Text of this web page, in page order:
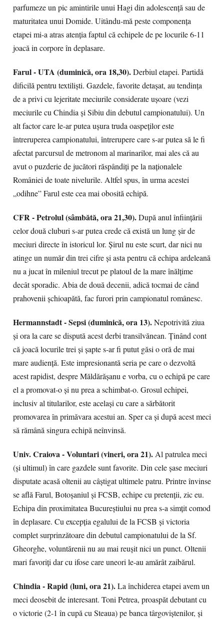
parfumeze un pic amintirile unui Hagi din adolescență sau de
maturitatea unui Domide. Uitându-mă peste componența
etapei mi-a atras atenția faptul că echipele de pe locurile 6-11
joacă in corpore în deplasare.
Farul - UTA (duminică, ora 18,30).Derbiul etapei. Partidă
dificilă pentru textiliști. Gazdele, favorite detașat, au tendința
de a privi cu lejeritate meciurile considerate ușoare (vezi
meciurile cu Chindia și Sibiu din debutul campionatului). Un
alt factor care le-ar putea ușura truda oaspeților este
întreruperea campionatului, întrerupere care s-ar putea să le fi
afectat parcursul de metronom al marinarilor, mai ales că au
avut o puzderie de jucători răspândiți pe la naționalele
României de toate nivelurile. Altfel spus, în urma acestei
„odihne” Farul este cea mai obosită echipă.
CFR - Petrolul (sâmbătă, ora 21,30).După anul înființării
celor două cluburi s-ar putea crede că există un lung șir de
meciuri directe în istoricul lor. Șirul nu este scurt, dar nici nu
atinge un număr din trei cifre și asta pentru că echipa ardeleană
nu a jucat în mileniul trecut pe platoul de la mare înălțime
decât sporadic. Abia de două decenii, adică tocmai de când
prahovenii șchioapătă, fac furori prin campionatul românesc.
Hermannstadt - Sepsi (duminică, ora 13).Nepotrivită ziua
și ora la care se dispută acest derbi transilvănean. Ținând cont
că joacă locurile trei și șapte s-ar fi putut găsi o oră de mai
mare audiență. Este impresionantă seria pe care o dezvoltă
acest rapidist, despre Măldărășanu e vorba, cu o echipă pe care
el a promovat-o și nu prea a schimbat-o. Grosul echipei,
inclusiv al titularilor, este același cu care a sărbătorit
promovarea în primăvara acestui an. Sper ca și după acest meci
să rămână singura echipă neînvinsă.
Univ. Craiova - Voluntari (vineri, ora 21).Al patrulea meci
(și ultimul) în care gazdele sunt favorite. Din cele șase meciuri
disputate acasă oltenii au câștigat ultimele patru. Printre învinse
se află Farul, Botoșaniul și FCSB, echipe cu pretenții, zic eu.
Echipa din proximitatea Bucureștiului nu prea s-a simțit comod
în deplasare. Cu excepția egalului de la FCSB și victoria
complet surprinzătoare din debutul campionatului de la Sf.
Gheorghe, voluntărenii nu au mai reușit nici un punct. Oltenii
mari favoriți dar cu ifose care uneori le-au amărât zaibărul.
Chindia - Rapid (luni, ora 21).La închiderea etapei avem un
meci deosebit de interesant. Toni Petrea, proaspăt debutant cu
o victorie (2-1 în cupă cu Steaua) pe banca târgoviștenilor, și